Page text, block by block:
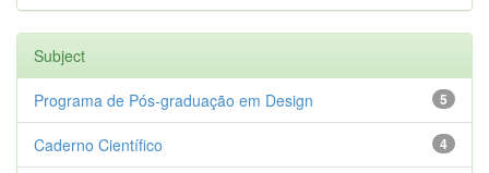
Subject
5
Programa de Pós-graduação em Design
4
Caderno Científico